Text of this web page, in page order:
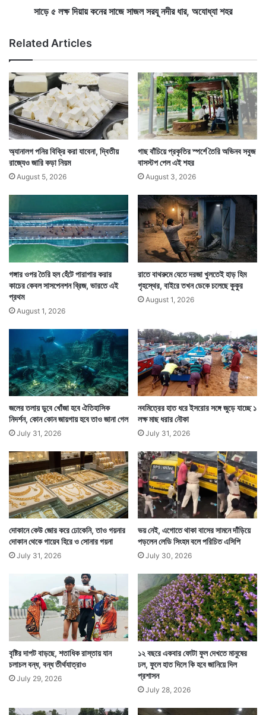
করতে পারে সন্ত্রাসবাদীরা। এছাড়াও দেশের বড় শহরগুলিতে বিশেষ
নজরদারির বন্দোবস্ত থাকবে। — সংবাদ সংস্থার সাহায্য নিয়ে
লেখা
National News
য়া
লী
তে
জে
সা
জ
ল
স
র
যূ
ন
দী
র
ধা
,
যো
ধ্যা
শ
হ
র
সাড়ে ৫ লক্ষ দিয়ায় কনের সাজে সাজল সরযূ নদীর ধার, অযোধ্যা শহর
Related Articles
অ্যানালগ পনির বিক্রি করা যাবেনা, দ্বিতীয়
রাজ্যেও জারি কড়া নিয়ম
August 5, 2026
গাছ বাঁচিয়ে প্রকৃতির স্পর্শে তৈরি অভিনব সবুজ
বাসস্টপ পেল এই শহর
August 3, 2026
গঙ্গার ওপর তৈরি হল হেঁটে পারাপার করার
কাচের কেবল সাসপেনশন ব্রিজ, ভারতে এই
প্রথম
August 1, 2026
রাতে বাথরুমে যেতে দরজা খুলতেই হাড় হিম
গৃহস্থের, বাইরে তখন ডেকে চলেছে কুকুর
August 1, 2026
জলের তলায় ডুবে খোঁজা হবে ঐতিহাসিক
নিদর্শন, কোন কোন জায়গায় হবে তাও জানা গেল
July 31, 2026
নবমিত্রের হাত ধরে ইসরোর সঙ্গে জুড়ে যাচ্ছে ১
লক্ষ মাছ ধরার নৌকা
July 31, 2026
দোকানে কেউ জোর করে ঢোকেনি, তাও গয়নার
দোকান থেকে গায়েব হিরে ও সোনার গয়না
July 31, 2026
ভয় নেই, এগোতে থাকা বাসের সামনে দাঁড়িয়ে
পড়লেন লেডি সিংহম বলে পরিচিত এসিপি
July 30, 2026
বৃষ্টির দাপট বাড়ছে, শতাধিক রাস্তায় যান
চলাচল বন্ধ, বন্ধ তীর্থযাত্রাও
July 29, 2026
১২ বছরে একবার ফোটা ফুল দেখতে মানুষের
ঢল, ফুলে হাত দিলে কি হবে জানিয়ে দিল
প্রশাসন
July 28, 2026